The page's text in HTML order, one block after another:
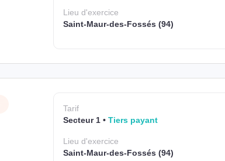
Lieud'exercice
Saint-Maur-des-Fossés (94)
Tarif
Secteur 1
Tiers payant
Lieud'exercice
Saint-Maur-des-Fossés (94)